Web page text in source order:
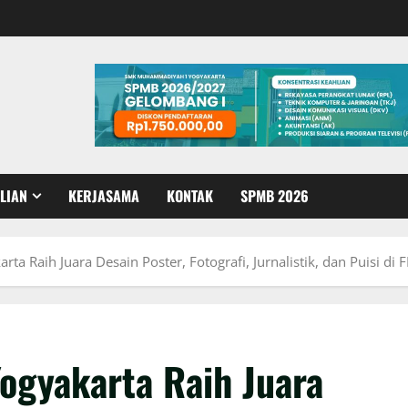
KERJASAMA KONTAK SPMB 2026
Raih Juara Desain Poster, Fotografi, Jurnalistik, dan Puisi di
Raih Juara